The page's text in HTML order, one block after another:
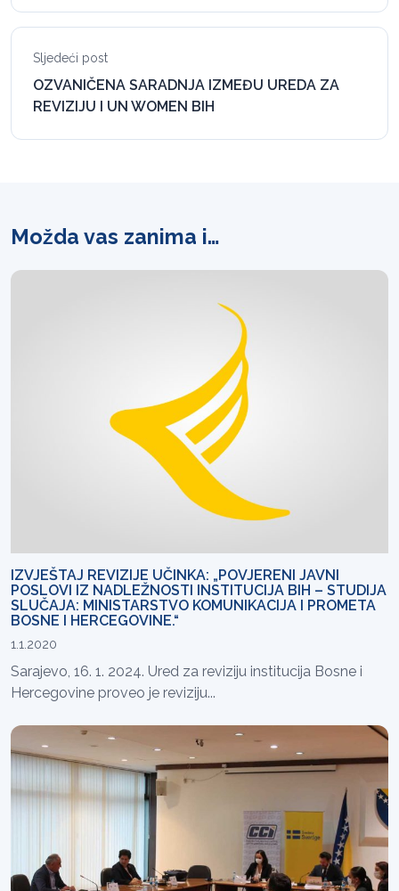
Sljedeći post
OZVANIČENA SARADNJA IZMEĐU UREDA ZA
REVIZIJU I UN WOMEN BIH
Možda vas zanima i…
IZVJEŠTAJ REVIZIJE UČINKA: „POVJERENI JAVNI
POSLOVI IZ NADLEŽNOSTI INSTITUCIJA BIH – STUDIJA
SLUČAJA: MINISTARSTVO KOMUNIKACIJA I PROMETA
BOSNE I HERCEGOVINE.“
1.1.2020
Sarajevo, 16. 1. 2024. Ured za reviziju institucija Bosne i
Hercegovine proveo je reviziju...